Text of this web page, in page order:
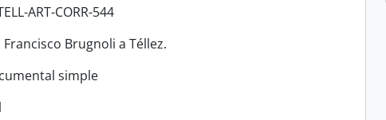
ART-CORR-544
Francisco Brugnoli a Téllez.
simple